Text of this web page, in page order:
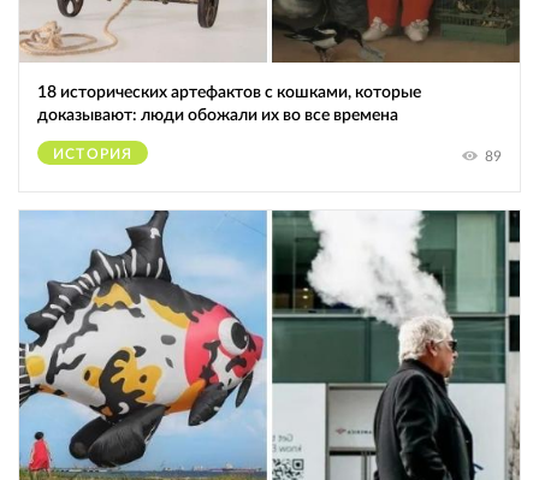
18 исторических артефактов с кошками, которые
доказывают: люди обожали их во все времена
ИСТОРИЯ 89